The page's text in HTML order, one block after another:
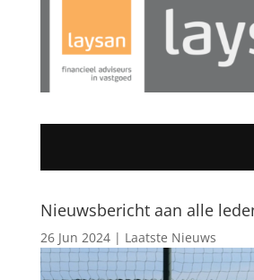
Nieuwsbericht aan alle
26 Jun 2024| Laatste Nieuws